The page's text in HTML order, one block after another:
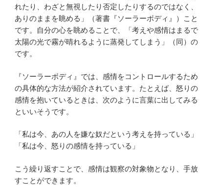
れたり、わざと無視したり否定したりするのではなく、
ありのままを眺める」（著書『ソーラーボディ』）こと
です。自分の心を眺めることで、「考えや感情はまるで
太陽の光で霧が晴れるように蒸発してしまう」（同）の
です。
『ソーラーボディ』では、感情をコントロールするため
の具体的な方法が紹介されています。たとえば、怒りの
感情を抱いているときは、次のように言葉に出してみる
といいそうです。
「私は今、あの人を嫌な奴だという考えを持っている」
「私は今、怒りの感情を持っている」
こう繰り返すことで、感情は観察の対象物となり、手放
すことができます。